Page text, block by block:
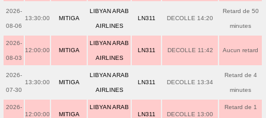
2026-
08-06
13:30:00 MITIGA
LIBYAN ARAB
AIRLINES
LN311 DECOLLE 14:20
Retard de 50
minutes
2026-
08-03
12:00:00 MITIGA
LIBYAN ARAB
AIRLINES
LN311 DECOLLE 11:42 Aucun retard
2026-
07-30
13:30:00 MITIGA
LIBYAN ARAB
AIRLINES
LN311 DECOLLE 13:34
Retard de 4
minutes
2026-
12:00:00 MITIGA
LIBYAN ARAB
LN311 DECOLLE 13:00
Retard de 1